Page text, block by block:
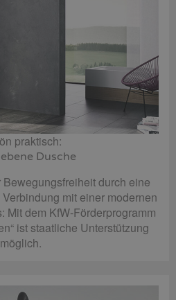
praktisch:
Dusche
durch eine
mit einer modernen
Mit dem KfW-Förderprogramm
ist staatliche Unterstützung
möglich.